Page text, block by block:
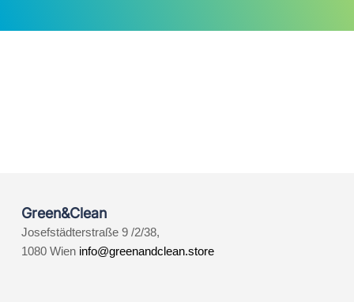
Green&Clean
Josefstädterstraße 9 /2/38,
1080 Wien info@greenandclean.store